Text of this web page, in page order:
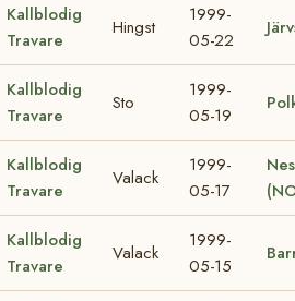
Kallblodig
Travare
Hingst
1999-
05-22
Kallblodig
Travare
Sto
1999-
05-19
Kallblodig
Travare
Valack
1999-
05-17
Kallblodig
Travare
Valack
1999-
05-15